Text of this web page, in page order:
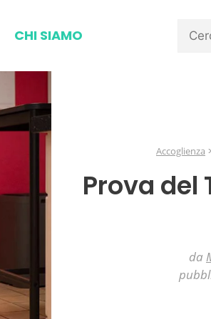
CHI SIAMO
Accoglienza
Prova del
da